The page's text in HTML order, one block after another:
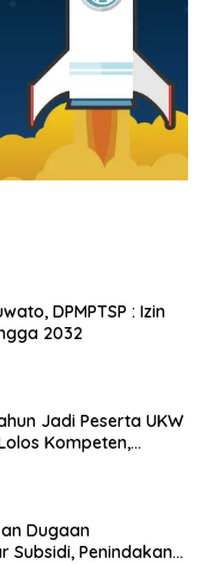
DPMPTSP : Izin
2032
Jadi Peserta UKW
Kompeten,
Dugaan
Subsidi, Penindakan